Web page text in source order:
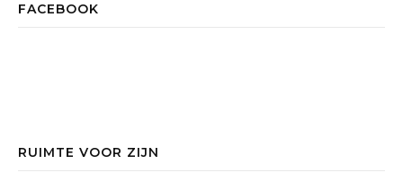
FACEBOOK
RUIMTE VOOR ZIJN